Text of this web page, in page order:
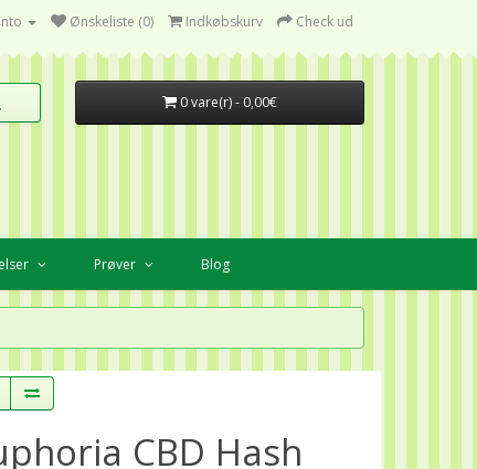
Ønskeliste (0) Indkøbskurv Check ud
0 vare(r) - 0,00€
Prøver Blog
CBD Hash